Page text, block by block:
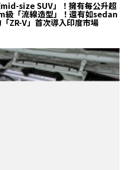
size SUV」！擁有每公升超
級「流線造型」！還有如sedan
ZR-V」首次導入印度市場